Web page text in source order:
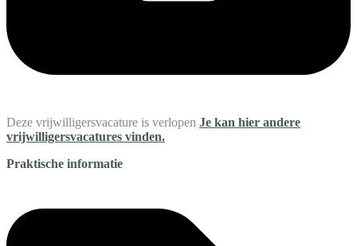
Deze vrijwilligersvacature is verlopen Je kan hier andere
vrijwilligersvacatures vinden.
Praktische informatie